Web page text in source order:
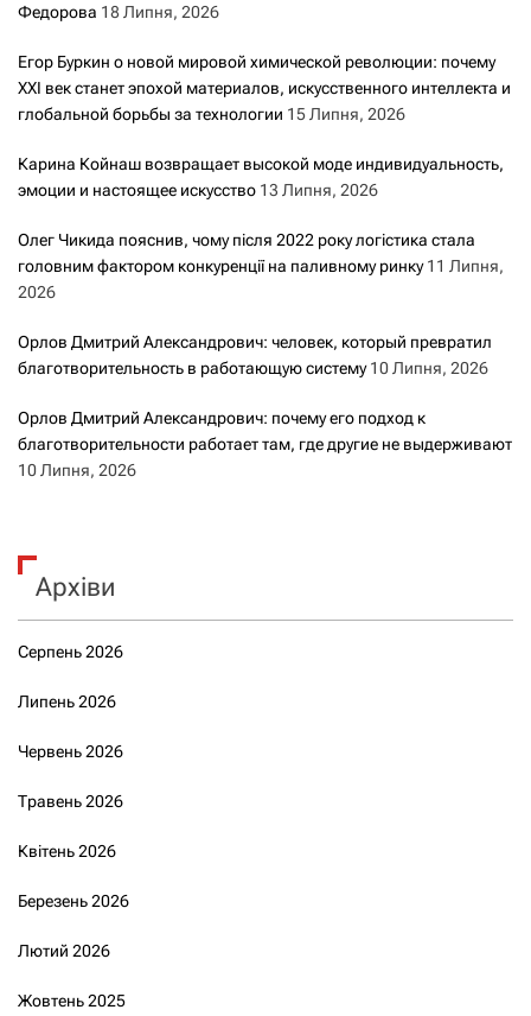
Федорова 18 Липня, 2026
Егор Буркин о новой мировой химической революции: почему
XXI век станет эпохой материалов, искусственного интеллекта и
глобальной борьбы за технологии 15 Липня, 2026
Карина Койнаш возвращает высокой моде индивидуальность,
эмоции и настоящее искусство 13 Липня, 2026
Олег Чикида пояснив, чому після 2022 року логістика стала
головним фактором конкуренції на паливному ринку 11 Липня,
2026
Орлов Дмитрий Александрович: человек, который превратил
благотворительность в работающую систему 10 Липня, 2026
Орлов Дмитрий Александрович: почему его подход к
благотворительности работает там, где другие не выдерживают
10 Липня, 2026
Архіви
Серпень 2026
Липень 2026
Червень 2026
Травень 2026
Квітень 2026
Березень 2026
Лютий 2026
Жовтень 2025